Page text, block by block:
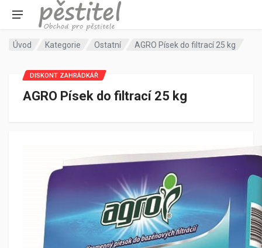
Úvod Kategorie Ostatní AGRO Písek do filtrací 25 kg
AGRO Písek do filtrací 25 kg
DISKONT ZAHRÁDKÁŘ